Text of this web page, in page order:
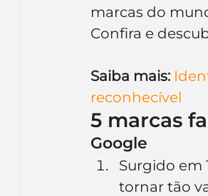
Inteligência Artificial
marcas do
Confira e
Saiba mais:
reconhecível
5 marcas
Google
Surgido em
tornar tão